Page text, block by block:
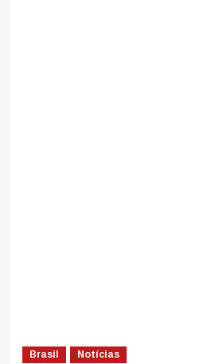
Brasil Notícias